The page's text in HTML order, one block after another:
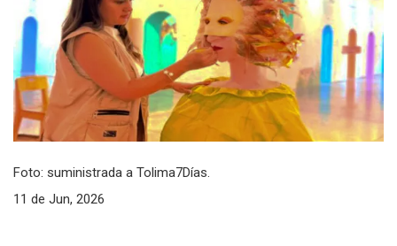
Foto: suministrada a Tolima7Días.
11 de Jun, 2026